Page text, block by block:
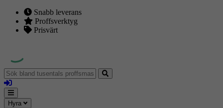
Snabb leverans
Proffsverktyg
Prisvärt
Sök
bland
tusentals
proffsmaskiner
Logga
in
Mina
Meny
Hyra